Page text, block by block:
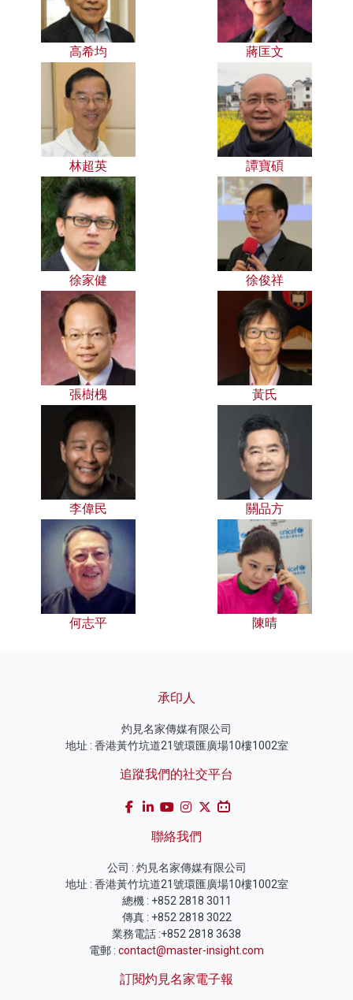
高希均 蔣匡文
林超英 譚寶碩
徐家健 徐俊祥
張樹槐 黃氏
李偉民 關品方
何志平 陳晴
承印人
灼見名家傳媒有限公司
地址 : 香港黃竹坑道21號環匯廣場10樓1002室
追蹤我們的社交平台
聯絡我們
公司 : 灼見名家傳媒有限公司
地址 : 香港黃竹坑道21號環匯廣場10樓1002室
總機 : +852 2818 3011
傳真 : +852 2818 3022
業務電話 :+852 2818 3638
電郵 : contact@master-insight.com
訂閱灼見名家電子報